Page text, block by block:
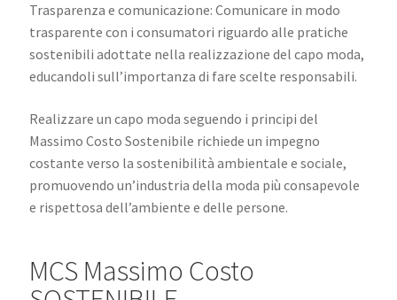
Trasparenza e comunicazione: Comunicare in modo
trasparente con i consumatori riguardo alle pratiche
sostenibili adottate nella realizzazione del capo moda,
educandoli sull’importanza di fare scelte responsabili.
Realizzare un capo moda seguendo i principi del
Massimo Costo Sostenibile richiede un impegno
costante verso la sostenibilità ambientale e sociale,
promuovendo un’industria della moda più consapevole
e rispettosa dell’ambiente e delle persone.
MCS Massimo Costo